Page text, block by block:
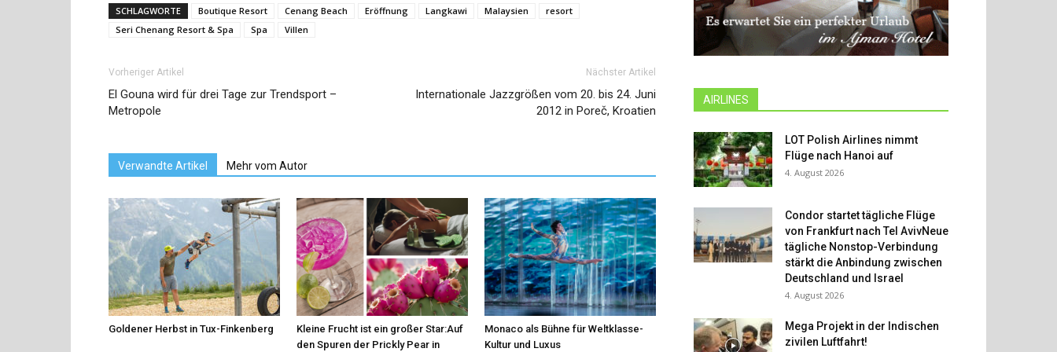
SCHLAGWORTE Boutique Resort Cenang Beach Eröffnung Langkawi Malaysien
resort
Seri Chenang Resort & Spa
Spa Villen
Vorheriger Artikel
El Gouna wird für drei Tage zur Trendsport –
Metropole
Nächster Artikel
Internationale Jazzgrößen vom 20. bis 24. Juni
2012 in Poreč, Kroatien
Verwandte Artikel Mehr vom Autor
Goldener Herbst in Tux-Finkenberg
Kleine Frucht ist ein großer Star:Auf
den Spuren der Prickly Pear in
Monaco als Bühne für Weltklasse-
Kultur und Luxus
AIRLINES
LOT Polish Airlines nimmt
Flüge nach Hanoi auf
4. August 2026
Condor startet tägliche Flüge
von Frankfurt nach Tel AvivNeue
tägliche Nonstop-Verbindung
stärkt die Anbindung zwischen
Deutschland und Israel
4. August 2026
Mega Projekt in der Indischen
zivilen Luftfahrt!